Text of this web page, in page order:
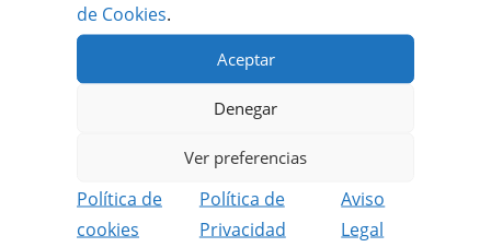
de Cookies.
Aceptar
Denegar
Ver preferencias
Política de
cookies
Política de
Privacidad
Aviso
Legal
Brochetas de solomillo
Estas brochetas combinan solomillo con un toque de